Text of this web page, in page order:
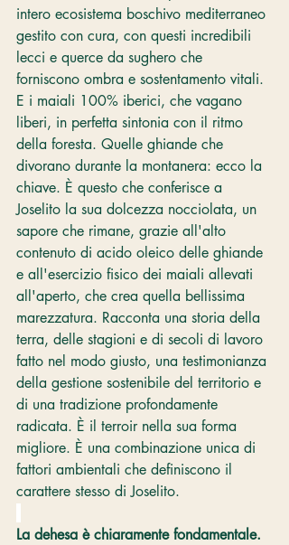
intero ecosistema boschivo mediterraneo
gestito con cura, con questi incredibili
lecci e querce da sughero che
forniscono ombra e sostentamento vitali.
E i maiali 100% iberici, che vagano
liberi, in perfetta sintonia con il ritmo
della foresta. Quelle ghiande che
divorano durante la montanera: ecco la
chiave. È questo che conferisce a
Joselito la sua dolcezza nocciolata, un
sapore che rimane, grazie all'alto
contenuto di acido oleico delle ghiande
e all'esercizio fisico dei maiali allevati
all'aperto, che crea quella bellissima
marezzatura. Racconta una storia della
terra, delle stagioni e di secoli di lavoro
fatto nel modo giusto, una testimonianza
della gestione sostenibile del territorio e
di una tradizione profondamente
radicata. È il terroir nella sua forma
migliore. È una combinazione unica di
fattori ambientali che definiscono il
carattere stesso di Joselito.
La dehesa è chiaramente fondamentale.